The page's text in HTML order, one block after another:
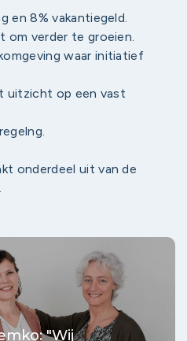
en 8% vakantiegeld.
om verder te groeien.
waar initiatief
uitzicht op een vast
onderdeel uit van de
"Wij